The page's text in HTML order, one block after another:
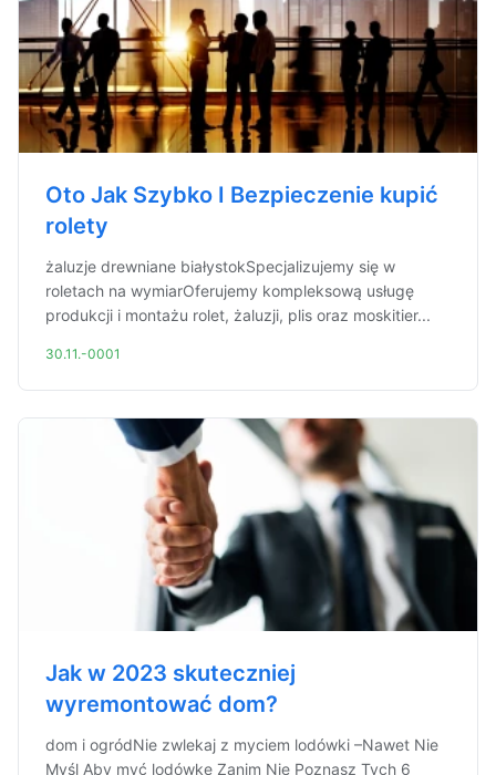
Oto Jak Szybko I Bezpieczenie kupić
rolety
żaluzje drewniane białystokSpecjalizujemy się w
roletach na wymiarOferujemy kompleksową usługę
produkcji i montażu rolet, żaluzji, plis oraz moskitier...
30.11.-0001
Jak w 2023 skuteczniej
wyremontować dom?
dom i ogródNie zwlekaj z myciem lodówki –Nawet Nie
Myśl Aby myć lodówkę Zanim Nie Poznasz Tych 6